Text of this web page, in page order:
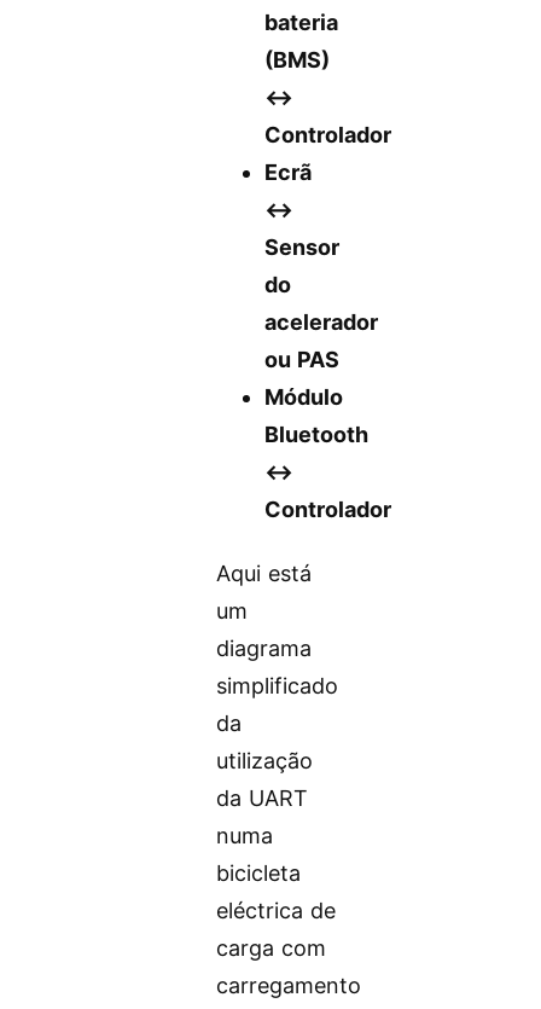
bateria
(BMS)
↔️
Controlador
Ecrã
↔️
Sensor
do
acelerador
ou PAS
Módulo
Bluetooth
↔️
Controlador
Aqui está
um
diagrama
simplificado
da
utilização
da UART
numa
bicicleta
eléctrica de
carga com
carregamento